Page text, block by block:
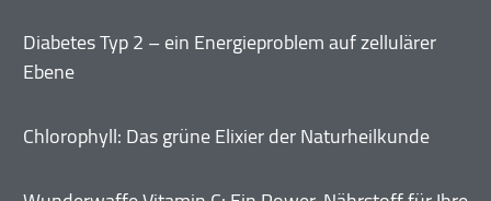
Diabetes Typ 2 – ein Energieproblem auf zellulärer
Ebene
Chlorophyll: Das grüne Elixier der Naturheilkunde